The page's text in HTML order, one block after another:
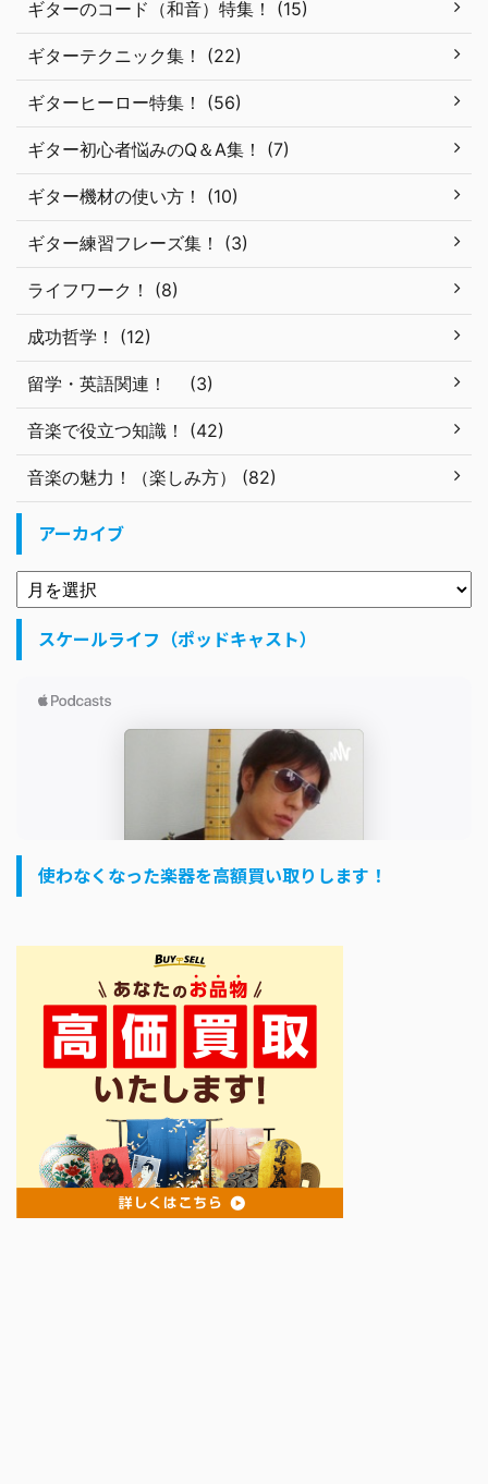
ギターのコード（和音）特集！ (15)
ギターテクニック集！ (22)
ギターヒーロー特集！ (56)
ギター初心者悩みのQ＆A集！ (7)
ギター機材の使い方！ (10)
ギター練習フレーズ集！ (3)
ライフワーク！ (8)
成功哲学！ (12)
留学・英語関連！ (3)
音楽で役立つ知識！ (42)
音楽の魅力！（楽しみ方） (82)
アーカイブ
スケールライフ（ポッドキャスト）
使わなくなった楽器を高額買い取りします！